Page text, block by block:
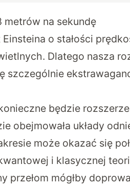
metrów na sekundę
o stałości
Dlatego nasza
będzie
obejmowała układy
może okazać się
i klasycznej
przełom mógłby